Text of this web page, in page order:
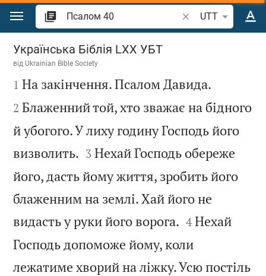
Перейти до вмісту
Шукати біблійний
UTT
Псалом 40
Українська Біблія LXX УБТ
відUkrainian Bible Society

1 На закінчення. Псалом Давида.
2 Блаженний той, хто зважає на бідного
й убогого. У лиху годину Господь його
визволить. 

3 Нехай Господь обереже
його, дасть йому життя, зробить його
блаженним на землі. Хай його не
видасть у руки його ворога. 

4 Нехай
Господь допоможе йому, коли
лежатиме хворий на ліжку. Усю постіль